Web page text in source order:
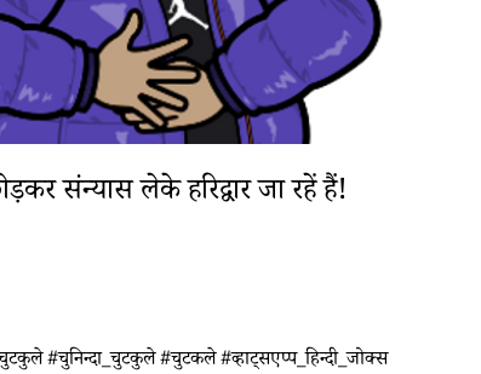
संन्यास लेके हरिद्वार जा रहें हैं!
#चुनिन्दा_चुटकुले #चुटकले #व्हाट्सएप्प_हिन्दी_जोक्स